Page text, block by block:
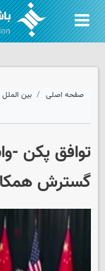
صفحه اصلی بین الملل
توافق پکن -
گسترش